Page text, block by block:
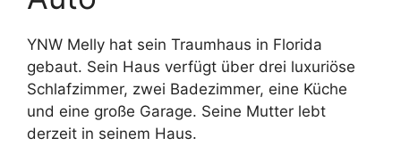
YNW Melly hat sein Traumhaus in Florida
gebaut. Sein Haus verfügt über drei luxuriöse
Schlafzimmer, zwei Badezimmer, eine Küche
und eine große Garage. Seine Mutter lebt
derzeit in seinem Haus.